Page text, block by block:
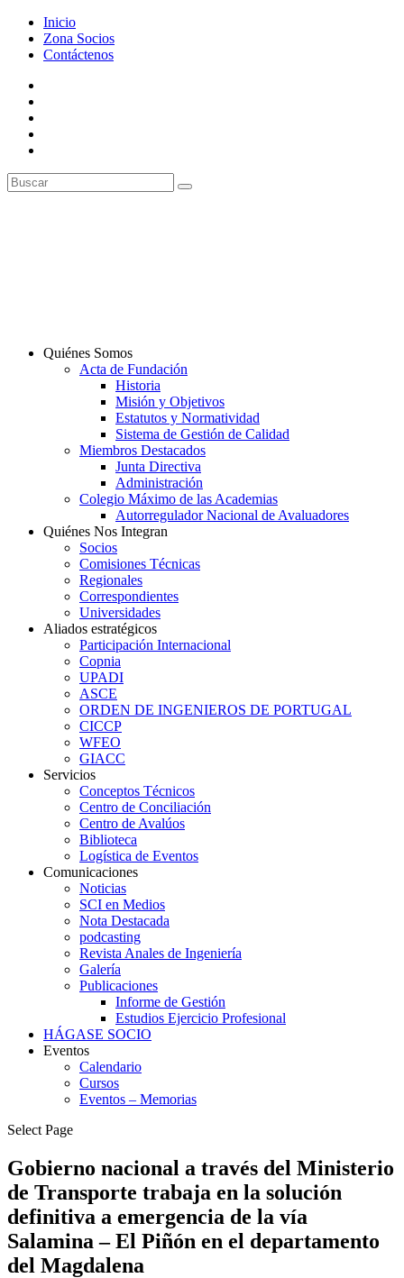
Inicio
Zona Socios
Contáctenos
Quiénes Somos
Acta de Fundación
Historia
Misión y Objetivos
Estatutos y Normatividad
Sistema de Gestión de Calidad
Miembros Destacados
Junta Directiva
Administración
Colegio Máximo de las Academias
Autorregulador Nacional de Avaluadores
Quiénes Nos Integran
Socios
Comisiones Técnicas
Regionales
Correspondientes
Universidades
Aliados estratégicos
Participación Internacional
Copnia
UPADI
ASCE
ORDEN DE INGENIEROS DE PORTUGAL
CICCP
WFEO
GIACC
Servicios
Conceptos Técnicos
Centro de Conciliación
Centro de Avalúos
Biblioteca
Logística de Eventos
Comunicaciones
Noticias
SCI en Medios
Nota Destacada
podcasting
Revista Anales de Ingeniería
Galería
Publicaciones
Informe de Gestión
Estudios Ejercicio Profesional
HÁGASE SOCIO
Eventos
Calendario
Cursos
Eventos – Memorias
Select Page
Gobierno nacional a través del Ministerio
de Transporte trabaja en la solución
definitiva a emergencia de la vía
Salamina – El Piñón en el departamento
del Magdalena